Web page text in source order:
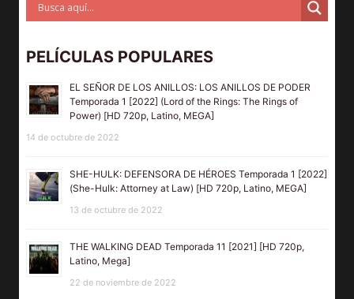
PELÍCULAS POPULARES
EL SEÑOR DE LOS ANILLOS: LOS ANILLOS DE PODER
Temporada 1 [2022] (Lord of the Rings: The Rings of
Power) [HD 720p, Latino, MEGA]
14 de octubre de 2022
SHE-HULK: DEFENSORA DE HÉROES Temporada 1 [2022]
(She-Hulk: Attorney at Law) [HD 720p, Latino, MEGA]
13 de octubre de 2022
THE WALKING DEAD Temporada 11 [2021] [HD 720p,
Latino, Mega]
22 de noviembre de 2022